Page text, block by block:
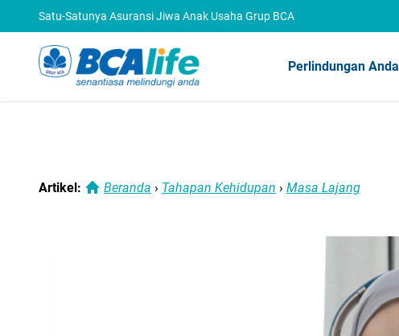
Satu-Satunya Asuransi Jiwa Anak Usaha Grup BCA
Perlindungan Anda
Artikel: Beranda › Tahapan Kehidupan › Masa Lajang